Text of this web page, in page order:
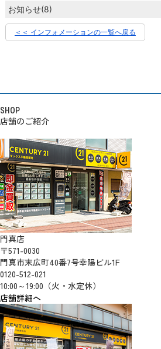
お知らせ(8)
＜＜ インフォメーションの一覧へ戻る
SHOP
店舗のご紹介
門真店
〒571-0030
門真市末広町40番7号幸陽ビル1F
0120-512-021
10:00～19:00（火・水定休）
店舗詳細へ